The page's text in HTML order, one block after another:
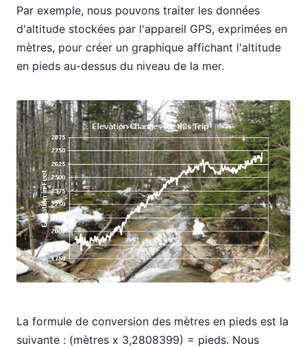
Par exemple, nous pouvons traiter les données
d'altitude stockées par l'appareil GPS, exprimées en
mètres, pour créer un graphique affichant l'altitude
en pieds au-dessus du niveau de la mer.
La formule de conversion des mètres en pieds est la
suivante : (mètres x 3,2808399) = pieds. Nous